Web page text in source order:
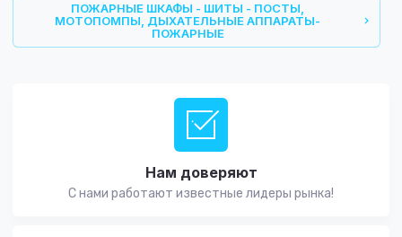
ПОЖАРНЫЕ ШКАФЫ - ШИТЫ - ПОСТЫ,
МОТОПОМПЫ, ДЫХАТЕЛЬНЫЕ АППАРАТЫ-
ПОЖАРНЫЕ
Нам доверяют
С нами работают известные лидеры рынка!